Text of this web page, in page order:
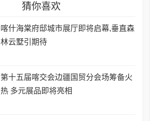
猜你喜欢
喀什海棠府邸城市展厅即将启幕,垂直森
林云墅引期待
第十五届喀交会边疆国贸分会场筹备火
热 多元展品即将亮相